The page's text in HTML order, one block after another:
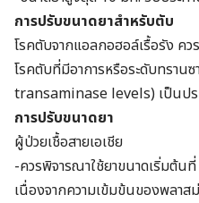
การปรับขนาดยาสำหรับตับ
โรคตับจากแอลกอฮอล์เรื้อรัง คว
โรคตับที่มีอาการหรือระดับทรา
transaminase levels) เป็นปร
การปรับขนาดยา
ผู้ป่วยเชื้อสายเอเชีย
-ควรพิจารณาใช้ยาขนาดเริ่มต้น
เนื่องจากความเข้มข้นของพลา